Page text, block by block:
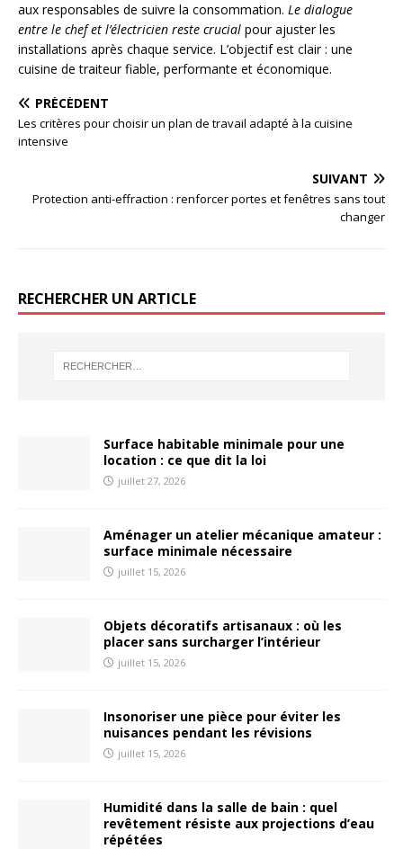
aux responsables de suivre la consommation. Le dialogue
entre le chef et l’électricien reste crucial pour ajuster les
installations après chaque service. L’objectif est clair : une
cuisine de traiteur fiable, performante et économique.
PRÉCÉDENT
Les critères pour choisir un plan de travail adapté à la cuisine
intensive
SUIVANT
Protection anti-effraction : renforcer portes et fenêtres sans tout
changer
RECHERCHER UN ARTICLE
Surface habitable minimale pour une
location : ce que dit la loi
juillet 27, 2026
Aménager un atelier mécanique amateur :
surface minimale nécessaire
juillet 15, 2026
Objets décoratifs artisanaux : où les
placer sans surcharger l’intérieur
juillet 15, 2026
Insonoriser une pièce pour éviter les
nuisances pendant les révisions
juillet 15, 2026
Humidité dans la salle de bain : quel
revêtement résiste aux projections d’eau
répétées